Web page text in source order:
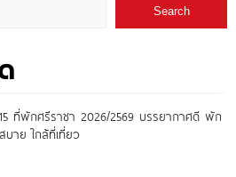
Search
15 ที่พักศรีราชา 2026/2569 บรรยากาศดี พัก
สบาย ใกล้ที่เที่ยว